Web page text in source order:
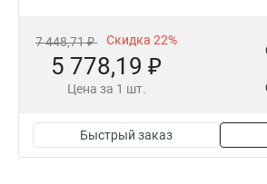
7 448,71 ₽ Скидка 22%
5 778,19 ₽
Цена за 1 шт.
Быстрый заказ